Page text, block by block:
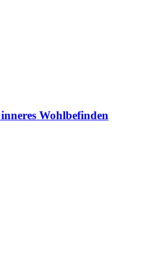
Wohlbefinden